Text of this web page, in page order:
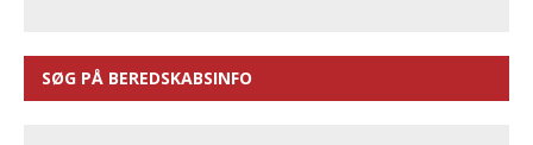
SØG PÅ BEREDSKABSINFO